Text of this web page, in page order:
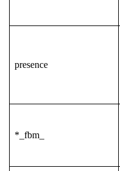
presence
*_fbm_